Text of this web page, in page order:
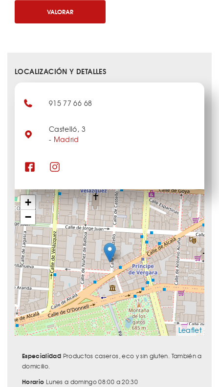
VALORAR
LOCALIZACIÓN Y DETALLES
+
−
Leaflet
915 77 66 68
Castelló, 3
- Madrid
Especialidad Productos caseros, eco y sin gluten. También a
domicilio.
Horario Lunes a domingo 08:00 a 20:30